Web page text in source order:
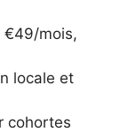
€49/mois,
locale et
cohortes